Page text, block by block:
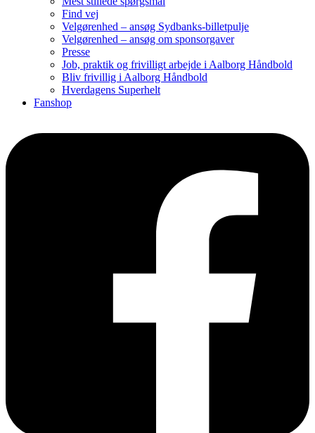
Find vej
Velgørenhed – ansøg Sydbanks-billetpulje
Velgørenhed – ansøg om sponsorgaver
Presse
Job, praktik og frivilligt arbejde i Aalborg Håndbold
Bliv frivillig i Aalborg Håndbold
Hverdagens Superhelt
Fanshop